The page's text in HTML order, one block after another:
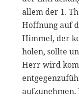
allem der 1.
Hoffnung auf
Himmel, der
holen, sollte
Herr wird